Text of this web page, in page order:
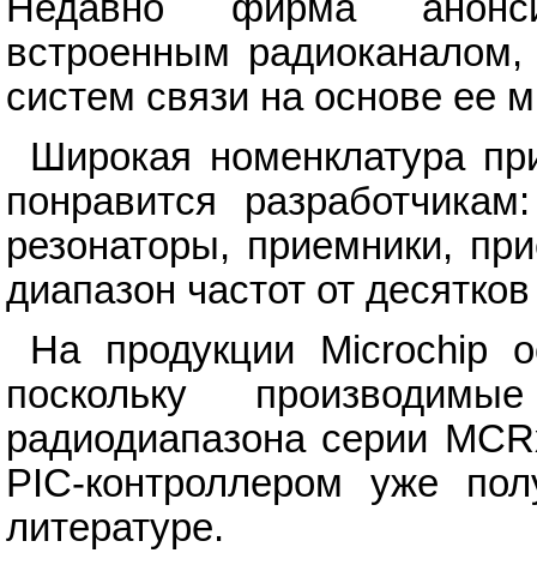
встроенным радиоканалом,
систем связи на основе ее
Широкая номенклатура
понравится
резонаторы, приемники,
диапазон частот от
На продукции Microchip
поскольку
радиодиапазона серии
PIC-контроллером уже
литературе.